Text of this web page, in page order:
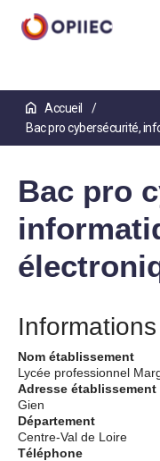
contenu
principal
Accueil
Bac pro cybersécurité,
Bac pro
Nom établissement
Lycée professionnel
Adresse établissement
Gien
Département
Centre-Val de Loire
Téléphone